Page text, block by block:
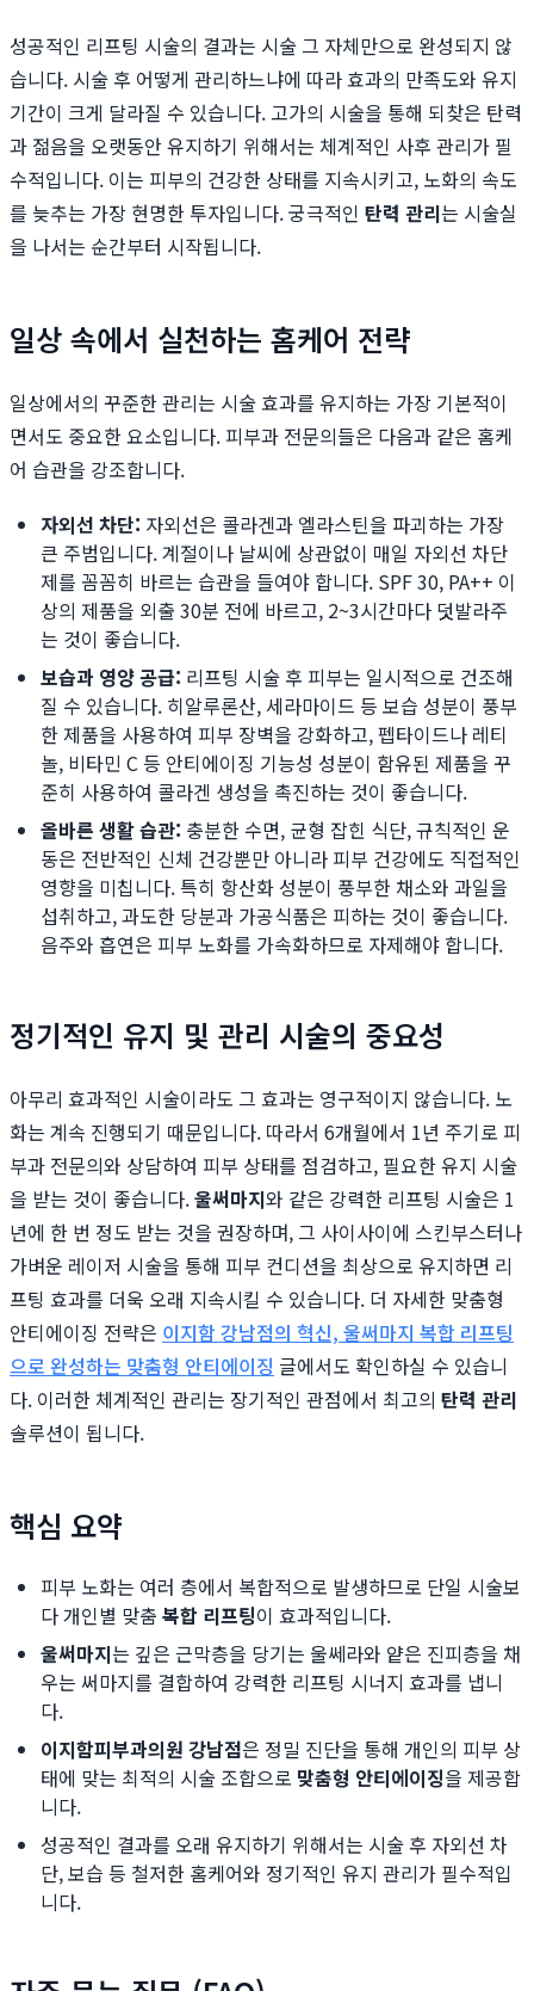
성공적인 리프팅 시술의 결과는 시술 그 자체만으로 완성되지 않
습니다. 시술 후 어떻게 관리하느냐에 따라 효과의 만족도와 유지
기간이 크게 달라질 수 있습니다. 고가의 시술을 통해 되찾은 탄력
과 젊음을 오랫동안 유지하기 위해서는 체계적인 사후 관리가 필
수적입니다. 이는 피부의 건강한 상태를 지속시키고, 노화의 속도
를 늦추는 가장 현명한 투자입니다. 궁극적인 탄력 관리는 시술실
을 나서는 순간부터 시작됩니다.
일상 속에서 실천하는 홈케어 전략
일상에서의 꾸준한 관리는 시술 효과를 유지하는 가장 기본적이
면서도 중요한 요소입니다. 피부과 전문의들은 다음과 같은 홈케
어 습관을 강조합니다.
자외선 차단: 자외선은 콜라겐과 엘라스틴을 파괴하는 가장
큰 주범입니다. 계절이나 날씨에 상관없이 매일 자외선 차단
제를 꼼꼼히 바르는 습관을 들여야 합니다. SPF 30, PA++ 이
상의 제품을 외출 30분 전에 바르고, 2~3시간마다 덧발라주
는 것이 좋습니다.
보습과 영양 공급: 리프팅 시술 후 피부는 일시적으로 건조해
질 수 있습니다. 히알루론산, 세라마이드 등 보습 성분이 풍부
한 제품을 사용하여 피부 장벽을 강화하고, 펩타이드나 레티
놀, 비타민 C 등 안티에이징 기능성 성분이 함유된 제품을 꾸
준히 사용하여 콜라겐 생성을 촉진하는 것이 좋습니다.
올바른 생활 습관: 충분한 수면, 균형 잡힌 식단, 규칙적인 운
동은 전반적인 신체 건강뿐만 아니라 피부 건강에도 직접적인
영향을 미칩니다. 특히 항산화 성분이 풍부한 채소와 과일을
섭취하고, 과도한 당분과 가공식품은 피하는 것이 좋습니다.
음주와 흡연은 피부 노화를 가속화하므로 자제해야 합니다.
정기적인 유지 및 관리 시술의 중요성
아무리 효과적인 시술이라도 그 효과는 영구적이지 않습니다. 노
화는 계속 진행되기 때문입니다. 따라서 6개월에서 1년 주기로 피
부과 전문의와 상담하여 피부 상태를 점검하고, 필요한 유지 시술
을 받는 것이 좋습니다.울써마지와 같은 강력한 리프팅 시술은 1
년에 한 번 정도 받는 것을 권장하며, 그 사이사이에 스킨부스터나
가벼운 레이저 시술을 통해 피부 컨디션을 최상으로 유지하면 리
프팅 효과를 더욱 오래 지속시킬 수 있습니다. 더 자세한 맞춤형
안티에이징 전략은 이지함 강남점의 혁신, 울써마지 복합 리프팅
으로 완성하는 맞춤형 안티에이징 글에서도 확인하실 수 있습니
다. 이러한 체계적인 관리는 장기적인 관점에서 최고의 탄력 관리
솔루션이 됩니다.
핵심 요약
피부 노화는 여러 층에서 복합적으로 발생하므로 단일 시술보
다 개인별 맞춤 복합 리프팅이 효과적입니다.
울써마지는 깊은 근막층을 당기는 울쎄라와 얕은 진피층을 채
우는 써마지를 결합하여 강력한 리프팅 시너지 효과를 냅니
다.
이지함피부과의원 강남점은 정밀 진단을 통해 개인의 피부 상
태에 맞는 최적의 시술 조합으로 맞춤형 안티에이징을 제공합
니다.
성공적인 결과를 오래 유지하기 위해서는 시술 후 자외선 차
단, 보습 등 철저한 홈케어와 정기적인 유지 관리가 필수적입
니다.